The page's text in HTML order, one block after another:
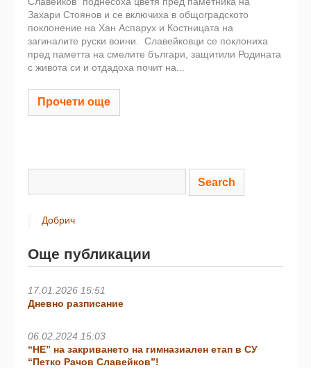
Захари Стоянов и се включиха в общоградското
поклонение на Хан Аспарух и Костницата на
загиналите руски воини.
Славейковци се поклониха
пред паметта на смелите българи, защитили Родината
с живота си и отдадоха почит на...
Прочети още
Добрич
Още публикации
17.01.2026 15:51
Дневно разписание
06.02.2024 15:03
“НЕ” на закриването на гимназиален етап в СУ
“Петко Рачов Славейков”!